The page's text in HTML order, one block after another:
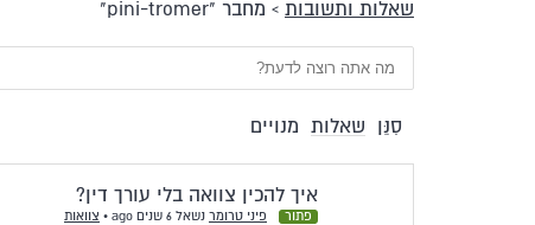
שאלות ותשובות › מחבר "pini-tromer"
סִנֵּן שאלות מנויים
איך להכין צוואה בלי עורך דין?
פתור פיני טרומר נשאל 6 שנים ago • צוואות